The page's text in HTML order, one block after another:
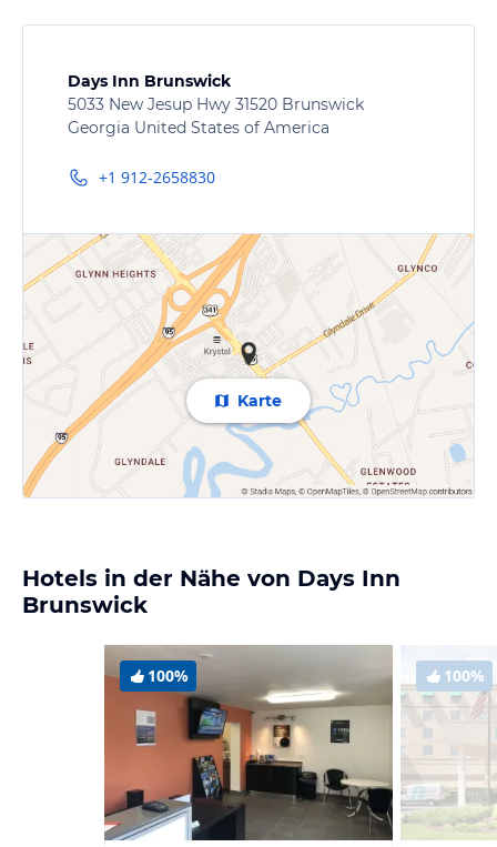
Days Inn Brunswick
5033 New Jesup Hwy 31520 Brunswick
Georgia United States of America
+1 912-2658830
Karte
Hotels in der Nähe von Days Inn
Brunswick
100% 100%